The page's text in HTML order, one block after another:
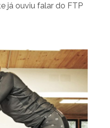
já ouviu falar do FTP